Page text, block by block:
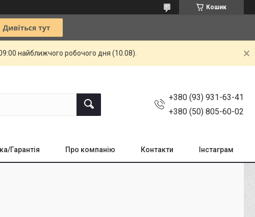
Кошик
найближчого робочого дня (10.08).
+380 (93) 931-63-41
+380 (50) 805-60-02
Гарантія Про компанію Контакти Інстаграм